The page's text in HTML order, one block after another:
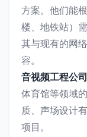
方案。他们能
楼、地铁站）
其与现有的网
容。
音视频工程公司
体育馆等领域
质、声场设计
项目。